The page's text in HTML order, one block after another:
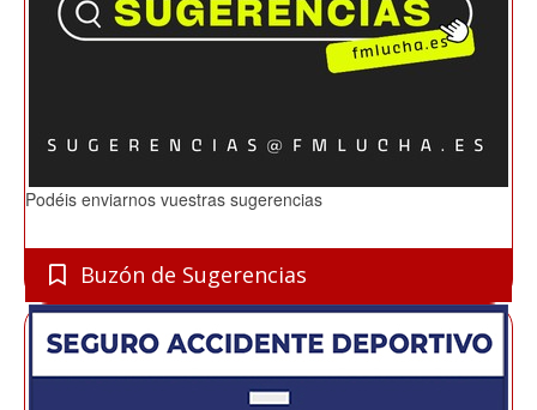
Podéis enviarnos vuestras sugerencias
Buzón de Sugerencias